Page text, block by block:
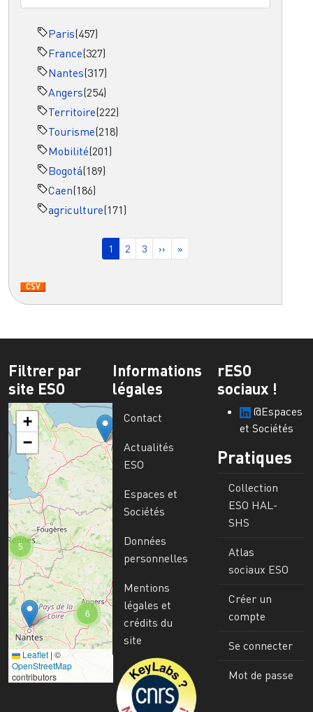
Paris(457)
France(327)
Nantes(317)
Angers(254)
Territoire(222)
Tourisme(218)
Mobilité(201)
Bogotá(189)
Caen(186)
agriculture(171)
Page courante
1 Page
2 Page
3 Page suivante
›› Dernière page
»
Filtrer par
site ESO
6
5
+
−
Leaflet | ©
OpenStreetMap
contributors
Informations
légales
Contact
Actualités
ESO
Espaces et
Sociétés
Données
personnelles
Mentions
légales et
crédits du
site
Image
rESO
sociaux !
@Espaces
et Sociétés
Pratiques
Collection
ESO HAL-
SHS
Atlas
sociaux ESO
Créer un
compte
Se connecter
Mot de passe